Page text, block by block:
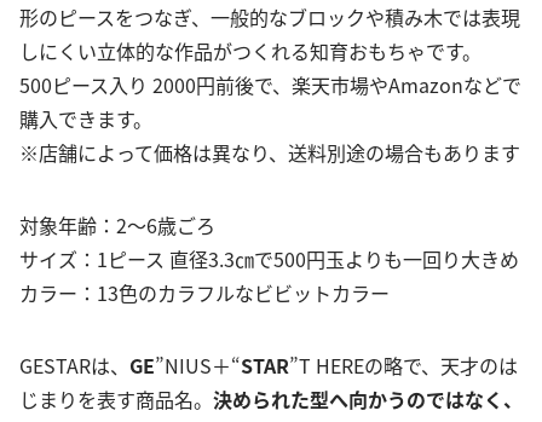
形のピースをつなぎ、一般的なブロックや積み木では表現
しにくい立体的な作品がつくれる知育おもちゃです。
500ピース入り 2000円前後で、楽天市場やAmazonなどで
購入できます。
※店舗によって価格は異なり、送料別途の場合もあります
対象年齢：2〜6歳ごろ
サイズ：1ピース 直径3.3㎝で500円玉よりも一回り大きめ
カラー：13色のカラフルなビビットカラー
GESTARは、 GE”NIUS＋“STAR”T HEREの略で、天才のは
じまりを表す商品名。 決められた型へ向かうのではなく、